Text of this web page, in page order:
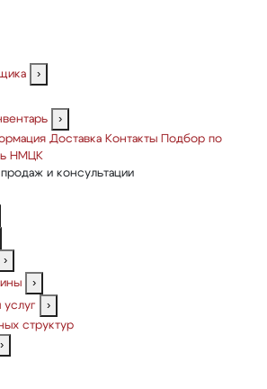
›
›
Доставка Контакты
Подбор по
НМЦК
и консультации
›
›
›
структур
›